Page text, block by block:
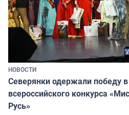
НОВОСТИ
Северянки одержали победу в
всероссийского конкурса
Русь»